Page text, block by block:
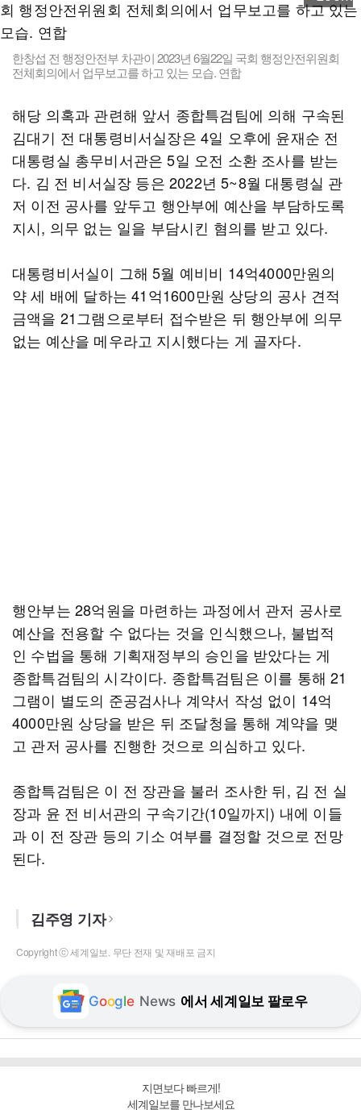
한창섭 전 행정안전부 차관이 2023년 6월22일 국회 행정안전위원회
전체회의에서 업무보고를 하고 있는 모습. 연합
해당 의혹과 관련해 앞서 종합특검팀에 의해 구속된
김대기 전 대통령비서실장은 4일 오후에 윤재순 전
대통령실 총무비서관은 5일 오전 소환 조사를 받는
다. 김 전 비서실장 등은 2022년 5~8월 대통령실 관
저 이전 공사를 앞두고 행안부에 예산을 부담하도록
지시, 의무 없는 일을 부담시킨 혐의를 받고 있다.
대통령비서실이 그해 5월 예비비 14억4000만원의
약 세 배에 달하는 41억1600만원 상당의 공사 견적
금액을 21그램으로부터 접수받은 뒤 행안부에 의무
없는 예산을 메우라고 지시했다는 게 골자다.
행안부는 28억원을 마련하는 과정에서 관저 공사로
예산을 전용할 수 없다는 것을 인식했으나, 불법적
인 수법을 통해 기획재정부의 승인을 받았다는 게
종합특검팀의 시각이다. 종합특검팀은 이를 통해 21
그램이 별도의 준공검사나 계약서 작성 없이 14억
4000만원 상당을 받은 뒤 조달청을 통해 계약을 맺
고 관저 공사를 진행한 것으로 의심하고 있다.
종합특검팀은 이 전 장관을 불러 조사한 뒤, 김 전 실
장과 윤 전 비서관의 구속기간(10일까지) 내에 이들
과 이 전 장관 등의 기소 여부를 결정할 것으로 전망
된다.
김주영 기자
Copyright ⓒ 세계일보. 무단 전재 및 재배포 금지
Google News 에서 세계일보 팔로우
지면보다 빠르게!
세계일보를 만나보세요